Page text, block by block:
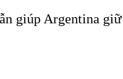
giúp Argentina giữ